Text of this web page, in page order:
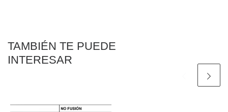
TAMBIÉN TE PUEDE
INTERESAR